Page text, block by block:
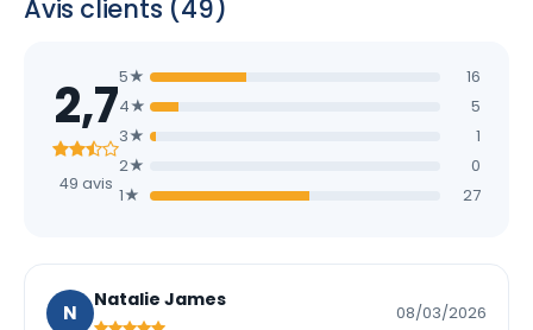
Avis clients (49)
2,7
49 avis
5★
16
4★
5
3★
1
2★
0
1★
27
N
Natalie James
08/03/2026